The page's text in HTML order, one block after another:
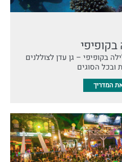
בקופיפי – גן עדן לצוללנים
ובכל הסוגים
המדריך